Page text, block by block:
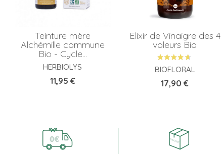
Teinture mère
Alchémille commune
Bio - Cycle...
HERBIOLYS
Prix
11,95 €
Elixir de Vinaigre des 4
voleurs Bio
BIOFLORAL
Prix
17,90 €